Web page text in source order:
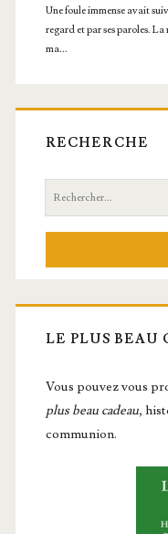
RECHERCHE
Recherche:
LE PLUS BEAU
Vous pou­vez vous
plus beau cadeau,
communion.